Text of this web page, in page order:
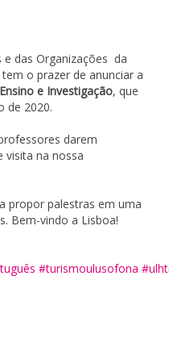
e das Organizações da
o prazer de anunciar a
e Investigação, que
de 2020.
darem
visita na nossa
propor palestras em uma
Bem-vindo a Lisboa!
#turismoulusofona #